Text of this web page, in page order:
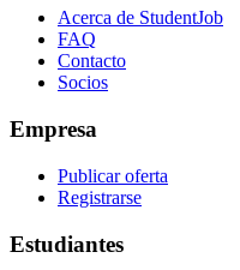
Acerca de StudentJob
FAQ
Contacto
Socios
Empresa
Publicar oferta
Registrarse
Estudiantes